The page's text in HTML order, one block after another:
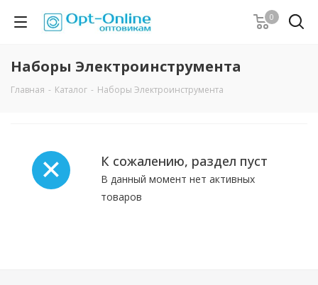
0
Наборы Электроинструмента
Главная - Каталог - Наборы Электроинструмента
К сожалению, раздел пуст
В данный момент нет активных
товаров